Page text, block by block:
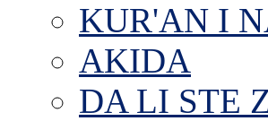
KUR'AN I
AKIDA
DA LI STE